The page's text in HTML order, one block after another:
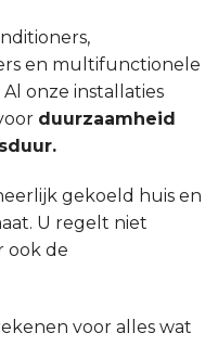
en multifunctionele
onze installaties
duurzaamheid
gekoeld huis en
U regelt niet
ook de
voor alles wat